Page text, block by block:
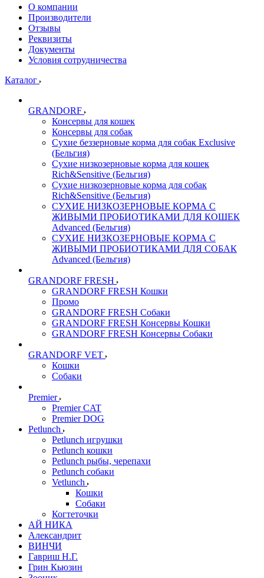
О компании
Производители
Отзывы
Реквизиты
Документы
Условия сотрудничества
Каталог
GRANDORF
Консервы для кошек
Консервы для собак
Сухие беззерновые корма для собак Exclusive
(Бельгия)
Сухие низкозерновые корма для кошек
Rich&Sensitive (Бельгия)
Сухие низкозерновые корма для собак
Rich&Sensitive (Бельгия)
СУХИЕ НИЗКОЗЕРНОВЫЕ КОРМА С
ЖИВЫМИ ПРОБИОТИКАМИ ДЛЯ КОШЕК
Advanced (Бельгия)
СУХИЕ НИЗКОЗЕРНОВЫЕ КОРМА С
ЖИВЫМИ ПРОБИОТИКАМИ ДЛЯ СОБАК
Advanced (Бельгия)
GRANDORF FRESH
GRANDORF FRESH Кошки
Промо
GRANDORF FRESH Собаки
GRANDORF FRESH Консервы Кошки
GRANDORF FRESH Консервы Собаки
GRANDORF VET
Кошки
Собаки
Premier
Premier CAT
Premier DOG
Petlunch
Petlunch игрушки
Petlunch кошки
Petlunch рыбы, черепахи
Petlunch собаки
Vetlunch
Кошки
Собаки
Когтеточки
АЙ НИКА
Александрит
ВИНЧИ
Гавриш Н.Г.
Грин Кьюзин